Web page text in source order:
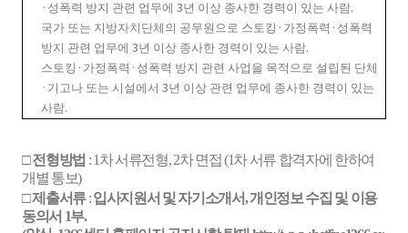
· 성폭력 방지 관련 업무에3년 이상 종사한 경력이 있는 사람.
국가 또는 지방자치단체의 공무원으로 스토킹 · 가정폭력 · 성폭력
방지 관련 업무에3년 이상 종사한 경력이 있는 사람.
스토킹 · 가정폭력 · 성폭력 방지 관련 사업을 목적으로 설립된 단체
· 기고나 또는 시설에서3년 이상 관련 업무에 종사한 경력이 있는
사람.
□전형방법 : 1차 서류전형, 2차 면접(1차 서류 합격자에 한하여
개별 통보)
□제출서류 :입사지원서 및 자기소개서,개인정보 수집 및 이용
동의서 1부.